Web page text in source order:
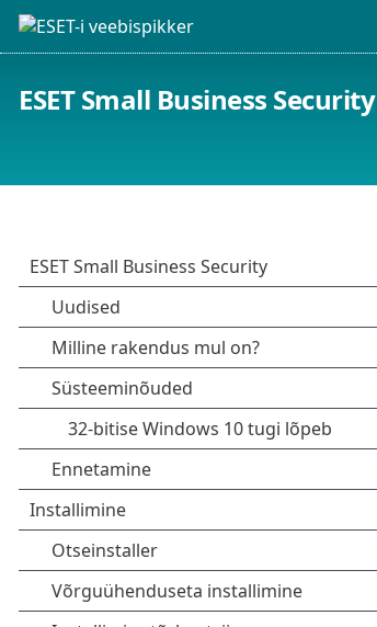
ESET Small Business Security